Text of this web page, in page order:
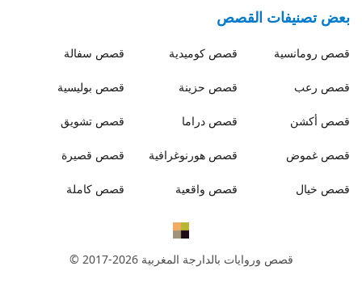
بعض تصنيفات القصص
قصص رومانسية قصص كوميدية قصص سفالة
قصص رعب قصص حزينة قصص بوليسية
قصص أكشن قصص دراما قصص تشويق
قصص غموض قصص هورنوغرافية قصص قصيرة
قصص خيال قصص واقعية قصص كاملة
قصص وروايات بالدارجة المغربية© 2017-2026